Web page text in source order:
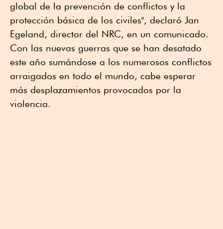
global de la prevención de conflictos y la
protección básica de los civiles", declaró Jan
Egeland, director del NRC, en un comunicado.
Con las nuevas guerras que se han desatado
este año sumándose a los numerosos conflictos
arraigados en todo el mundo, cabe esperar
más desplazamientos provocados por la
violencia.